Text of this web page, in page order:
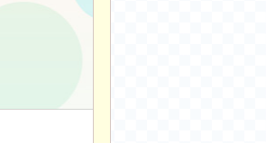
2025-09-05